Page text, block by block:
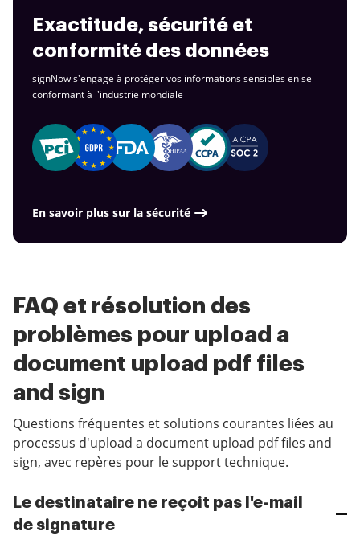
Exactitude, sécurité et
conformité des données
signNow s'engage à protéger vos informations sensibles en se
conformant à l'industrie mondiale
En savoir plus sur la sécurité
FAQ et résolution des
problèmes pour upload a
document upload pdf files
and sign
Questions fréquentes et solutions courantes liées au
processus d'upload a document upload pdf files and
sign, avec repères pour le support technique.
Le destinataire ne reçoit pas l'e-mail
de signature